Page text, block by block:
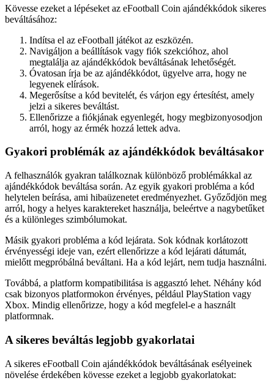
Kövesse ezeket a lépéseket az eFootball Coin ajándékkódok sikeres
beváltásához:
Indítsa el az eFootball játékot az eszközén.
Navigáljon a beállítások vagy fiók szekcióhoz, ahol
megtalálja az ajándékkódok beváltásának lehetőségét.
Óvatosan írja be az ajándékkódot, ügyelve arra, hogy ne
legyenek elírások.
Megerősítse a kód bevitelét, és várjon egy értesítést, amely
jelzi a sikeres beváltást.
Ellenőrizze a fiókjának egyenlegét, hogy megbizonyosodjon
arról, hogy az érmék hozzá lettek adva.
Gyakori problémák az ajándékkódok beváltásakor
A felhasználók gyakran találkoznak különböző problémákkal az
ajándékkódok beváltása során. Az egyik gyakori probléma a kód
helytelen beírása, ami hibaüzenetet eredményezhet. Győződjön meg
arról, hogy a helyes karaktereket használja, beleértve a nagybetűket
és a különleges szimbólumokat.
Másik gyakori probléma a kód lejárata. Sok kódnak korlátozott
érvényességi ideje van, ezért ellenőrizze a kód lejárati dátumát,
mielőtt megpróbálná beváltani. Ha a kód lejárt, nem tudja használni.
Továbbá, a platform kompatibilitása is aggasztó lehet. Néhány kód
csak bizonyos platformokon érvényes, például PlayStation vagy
Xbox. Mindig ellenőrizze, hogy a kód megfelel-e a használt
platformnak.
A sikeres beváltás legjobb gyakorlatai
A sikeres eFootball Coin ajándékkódok beváltásának esélyeinek
növelése érdekében kövesse ezeket a legjobb gyakorlatokat: